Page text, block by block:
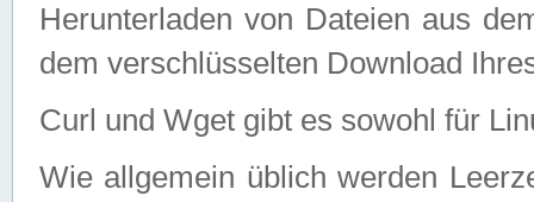
Herunterladen von Dateien aus
dem verschlüsselten Download
Curl und Wget gibt es sowohl für
Wie allgemein üblich werden